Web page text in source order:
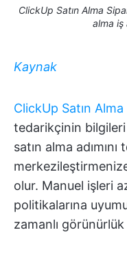
ClickUp Satın Alma
alma iş
Kaynak
ClickUp Satın
tedarikçinin
satın alma
olur. Manuel işleri
politikalarına
zamanlı görünürlük